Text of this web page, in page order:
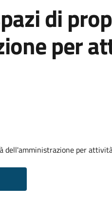
di
per
dell'amministrazione per